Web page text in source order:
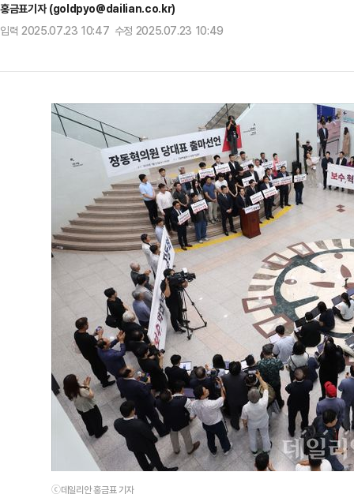
홍금표기자 (goldpyo@dailian.co.kr)
입력 2025.07.23 10:47 수정 2025.07.23 10:49
ⓒ데일리안 홍금표 기자